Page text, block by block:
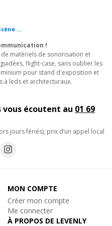
X30L légère et H30D
visuel scénique soigné.
finition sur demande.
moyennes.
d'exposition.
ET CCS6-605, Broche pour
603, Goupille pour Structure Alu
Alu
...
!
matériels de sonorisation et
flight-case, sans oublier les
pour stand d'exposition et
à leds et architecturaux.
vous écoutent au 01 69
jours fériés), prix d’un appel local
MON COMPTE
Créer mon compte
Me connecter
À PROPOS DE LEVENLY